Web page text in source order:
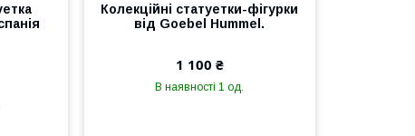
Колекційні статуетки-фігурки
від Goebel Hummel.
1 100 ₴
В наявності 1 од.